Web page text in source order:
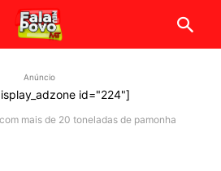
Anúncio
id="224"]
mais de 20 toneladas de pamonha